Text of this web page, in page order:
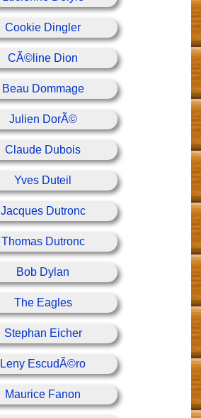
Cookie Dingler
CÃ©line Dion
Beau Dommage
Julien DorÃ©
Claude Dubois
Yves Duteil
Jacques Dutronc
Thomas Dutronc
Bob Dylan
The Eagles
Stephan Eicher
Leny EscudÃ©ro
Maurice Fanon